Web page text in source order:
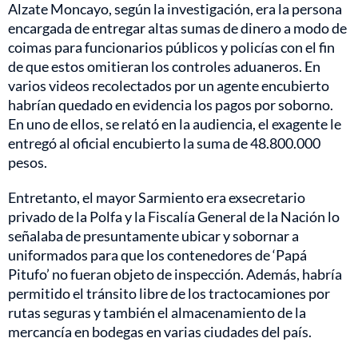
Alzate Moncayo, según la investigación, era la persona
encargada de entregar altas sumas de dinero a modo de
coimas para funcionarios públicos y policías con el fin
de que estos omitieran los controles aduaneros. En
varios videos recolectados por un agente encubierto
habrían quedado en evidencia los pagos por soborno.
En uno de ellos, se relató en la audiencia, el exagente le
entregó al oficial encubierto la suma de 48.800.000
pesos.
Entretanto, el mayor Sarmiento era exsecretario
privado de la Polfa y la Fiscalía General de la Nación lo
señalaba de presuntamente ubicar y sobornar a
uniformados para que los contenedores de ‘Papá
Pitufo’ no fueran objeto de inspección. Además, habría
permitido el tránsito libre de los tractocamiones por
rutas seguras y también el almacenamiento de la
mercancía en bodegas en varias ciudades del país.